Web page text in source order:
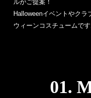
ルがご提案！
Halloweenイベントやク
ウィーンコスチュームです
01.